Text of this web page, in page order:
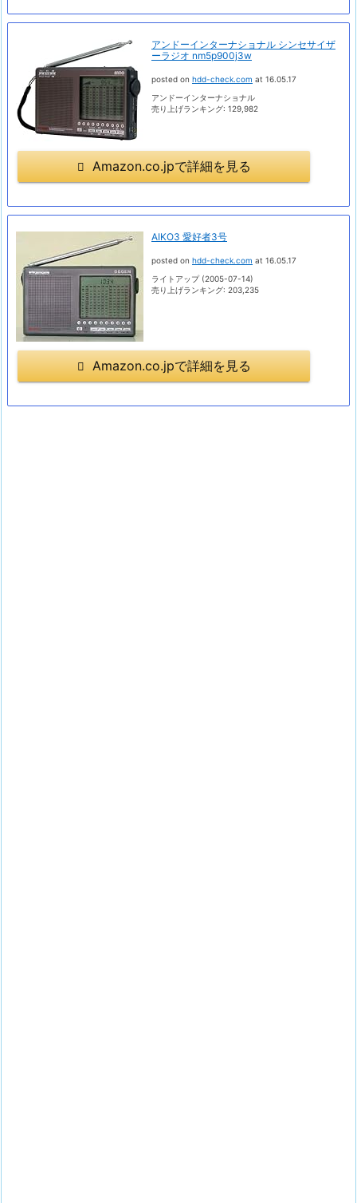
アンドーインターナショナル シンセサイザ
ーラジオ nm5p900j3w
posted on hdd-check.com at 16.05.17
アンドーインターナショナル
売り上げランキング: 129,982
Amazon.co.jpで詳細を見る
AIKO3 愛好者3号
posted on hdd-check.com at 16.05.17
ライトアップ (2005-07-14)
売り上げランキング: 203,235
Amazon.co.jpで詳細を見る